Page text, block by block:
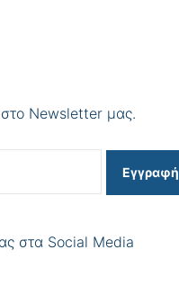
Newsletter μας.
Εγγραφή
στα Social Media